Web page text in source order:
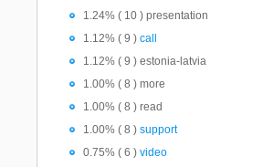
1.24% ( 10 ) presentation
1.12% ( 9 ) call
1.12% ( 9 ) estonia-latvia
1.00% ( 8 ) more
1.00% ( 8 ) read
1.00% ( 8 ) support
0.75% ( 6 ) video